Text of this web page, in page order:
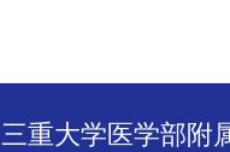
三重大学医学部附